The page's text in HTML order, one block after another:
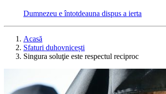
Dumnezeu e întotdeauna dispus a ierta
Acasă
Sfaturi duhovnicești
Singura soluţie este respectul reciproc